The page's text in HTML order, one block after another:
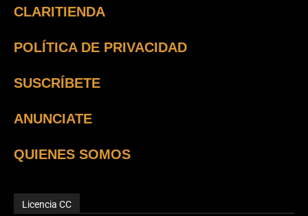
CLARITIENDA
POLÍTICA DE PRIVACIDAD
SUSCRÍBETE
ANUNCIATE
QUIENES SOMOS
Licencia CC